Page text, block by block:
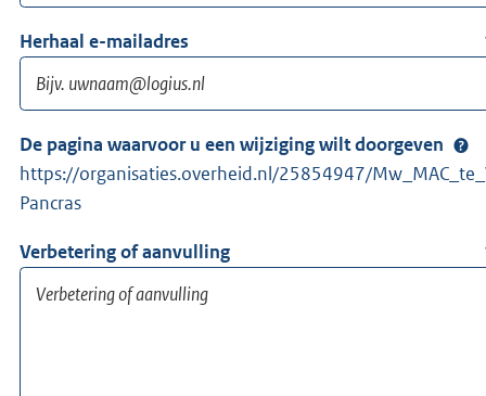
Herhaal e-mailadres
De pagina waarvoor u een wijziging wilt doorgeven
https://organisaties.overheid.nl/25854947/
Pancras
Verbetering of aanvulling